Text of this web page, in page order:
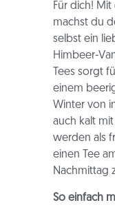
Für dich!
machst du
selbst ein
Himbeer-
Tees sorgt
einem
Winter von
auch kalt
werden als
einen Tee
Nachmittag
So einfach